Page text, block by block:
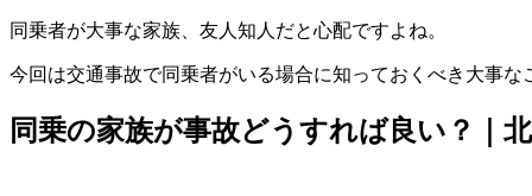
同乗者が大事な家族、友人知人だと心配ですよね。
今回は交通事故で同乗者がいる場合に知っておくべき大事な
同乗の家族が事故どうすれば良い？｜